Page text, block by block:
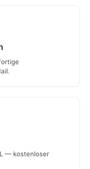
— kostenloser